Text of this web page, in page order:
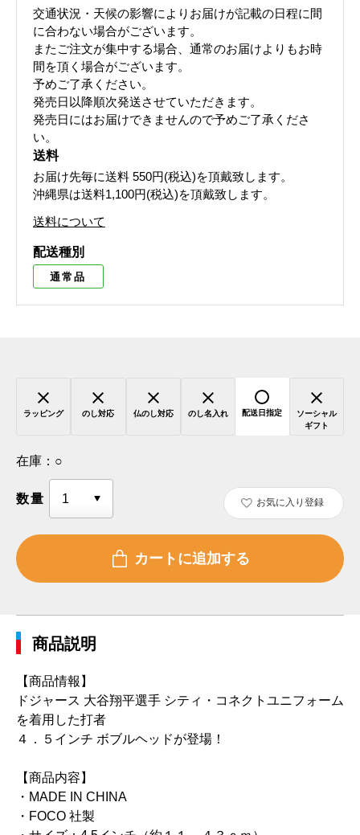
交通状況・天候の影響によりお届けが記載の日程に間
に合わない場合がございます。
またご注文が集中する場合、通常のお届けよりもお時
間を頂く場合がございます。
予めご了承ください。
発売日以降順次発送させていただきます。
発売日にはお届けできませんので予めご了承くださ
い。
送料
お届け先毎に送料 550円(税込)を頂戴致します。
沖縄県は送料1,100円(税込)を頂戴致します。
送料について
配送種別
通常品
ラッピング のし対応 仏のし対応 のし名入れ 配送日指定
ソーシャル
ギフト
在庫： ○
数量 お気に入り登録
商品説明
【商品情報】
ドジャース 大谷翔平選手 シティ・コネクトユニフォーム
を着用した打者
４．５インチ ボブルヘッドが登場！
【商品内容】
・MADE IN CHINA
・FOCO 社製